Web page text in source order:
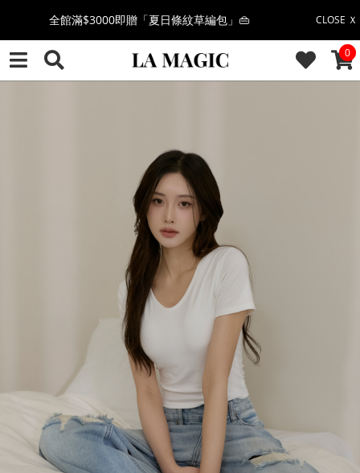
CLOSE Ｘ
全館滿$3000即贈「夏日條紋草編包」👜
絲柔莫代爾系列🤍任選兩件$1000
🔥點擊立即➕官方LINE領取$100🔥
🎉週年慶全館88折(特價品除外/於結帳顯示)🎉
感恩回饋價🎁零修圖系列$399起>
0